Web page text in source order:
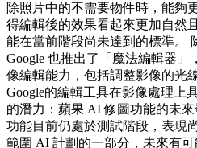
除照片中的不需要物件時，能夠
得編輯後的效果看起來更加自然
能在當前階段尚未達到的標準。
Google 也推出了「魔法編輯器
像編輯能力，包括調整影像的光
Google的編輯工具在影像處理上
的潛力：蘋果 AI 修圖功能的未
功能目前仍處於測試階段，表現
範圍 AI 計劃的一部分，未來有